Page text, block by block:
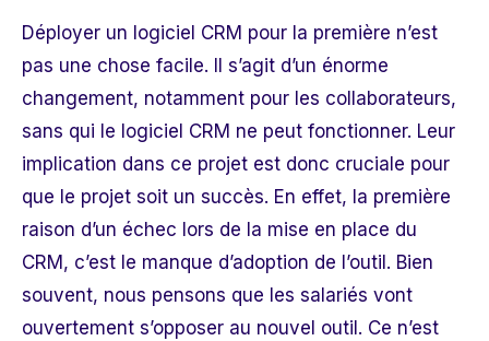
Déployer un logiciel CRM pour la première n’est
pas une chose facile. Il s’agit d’un énorme
changement, notamment pour les collaborateurs,
sans qui le logiciel CRM ne peut fonctionner. Leur
implication dans ce projet est donc cruciale pour
que le projet soit un succès. En effet, la première
raison d’un échec lors de la mise en place du
CRM, c’est le manque d’adoption de l’outil. Bien
souvent, nous pensons que les salariés vont
ouvertement s’opposer au nouvel outil. Ce n’est